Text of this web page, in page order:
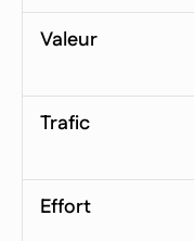
Valeur
Trafic
Effort